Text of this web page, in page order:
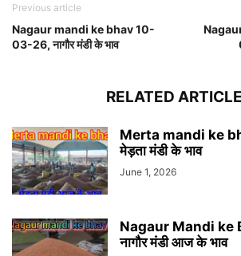
Previous article
Nagaur mandi ke bhav 10-
03-26, नागौर मंडी के भाव
RELATED
Merta mandi ke
मेड़ता मंडी के भाव
June 1, 2026
Nagaur Mandi ke
नागौर मंडी आज के भाव